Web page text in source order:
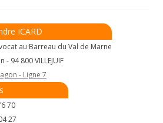
ICARD
au Barreau du Val de Marne
94 800 VILLEJUIF
- Ligne 7
70
27